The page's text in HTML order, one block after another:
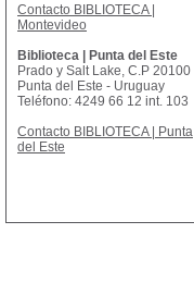
Contacto BIBLIOTECA |
Montevideo
Biblioteca | Punta del Este
Prado y Salt Lake, C.P 20100
Punta del Este - Uruguay
Teléfono: 4249 66 12 int. 103
Contacto BIBLIOTECA | Punta
del Este